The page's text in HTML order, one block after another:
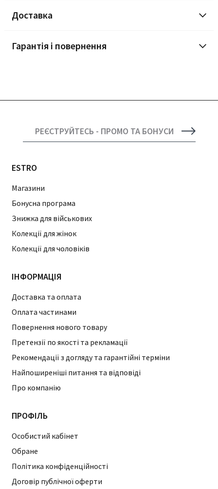
Доставка
Гарантія і повернення
РЕЄСТРУЙТЕСЬ - ПРОМО ТА БОНУСИ
ESTRO
Магазини
Бонусна програма
Знижка для військових
Колекції для жінок
Колекції для чоловіків
ІНФОРМАЦІЯ
Доставка та оплата
Оплата частинами
Повернення нового товару
Претензії по якості та рекламації
Рекомендації з догляду та гарантійні терміни
Найпоширеніші питання та відповіді
Про компанію
ПРОФІЛЬ
Особистий кабінет
Обране
Політика конфіденційності
Договір публічної оферти